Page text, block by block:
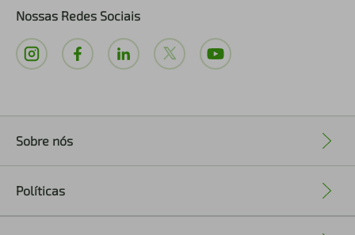
Nossas Redes Sociais
Sobre nós
Políticas